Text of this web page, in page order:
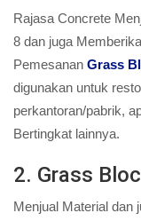
Rajasa Concrete
8 dan juga
Pemesanan Grass
digunakan untuk
perkantoran/pabrik,
Bertingkat lainnya.
2. Grass
Menjual Material dan